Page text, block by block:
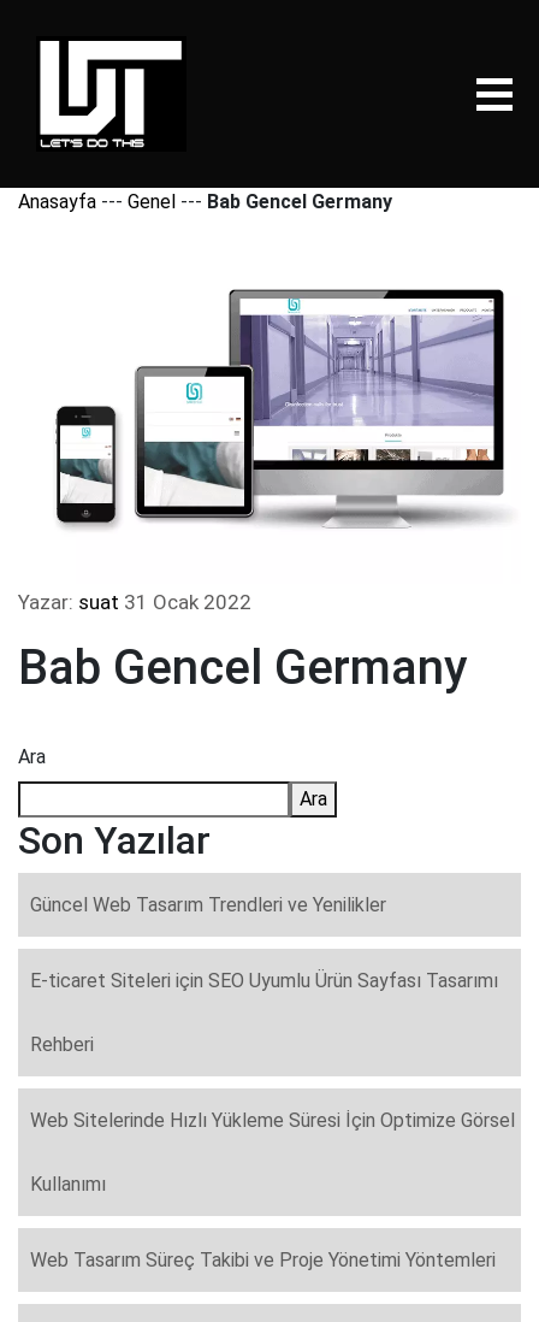
Anasayfa --- Genel --- Bab Gencel Germany
Yazar: suat 31 Ocak 2022
Bab Gencel Germany
Ara
Ara
Son Yazılar
Güncel Web Tasarım Trendleri ve Yenilikler
E-ticaret Siteleri için SEO Uyumlu Ürün Sayfası Tasarımı
Rehberi
Web Sitelerinde Hızlı Yükleme Süresi İçin Optimize Görsel
Kullanımı
Web Tasarım Süreç Takibi ve Proje Yönetimi Yöntemleri